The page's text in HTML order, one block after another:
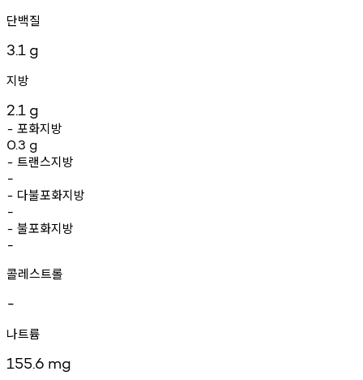
단백질
3.1 g
지방
2.1 g
- 포화지방
0.3 g
- 트랜스지방
-
- 다불포화지방
-
- 불포화지방
-
콜레스트롤
-
나트륨
155.6 mg